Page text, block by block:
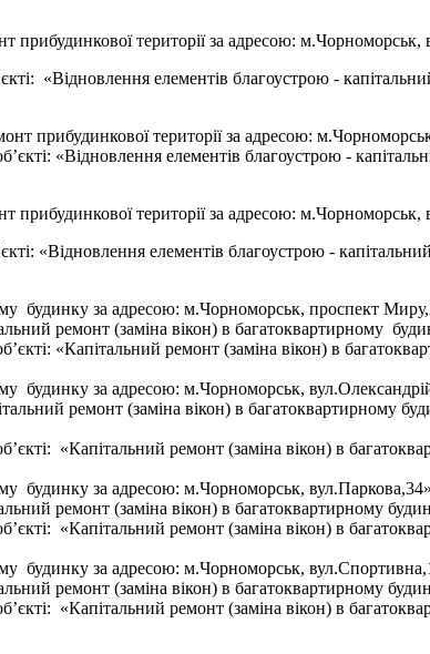
території за адресою:
«Відновлення елементів благоустрою -
прибудинкової території за адресою:
«Відновлення елементів благоустрою -
території за адресою:
«Відновлення елементів благоустрою -
будинку за адресою: м.Чорноморськ, проспект
ремонт (заміна вікон) в багатоквартирному
«Капітальний ремонт (заміна вікон) в
будинку за адресою: м.Чорноморськ,
ремонт (заміна вікон) в багатоквартирному
«Капітальний ремонт (заміна вікон) в
будинку за адресою: м.Чорноморськ,
ремонт (заміна вікон) в багатоквартирному
«Капітальний ремонт (заміна вікон) в
будинку за адресою: м.Чорноморськ,
ремонт (заміна вікон) в багатоквартирному
«Капітальний ремонт (заміна вікон) в